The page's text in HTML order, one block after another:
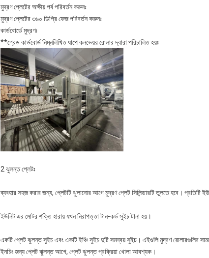
মুদ্রণ প্লেটের অক্ষীয় পর্ব পরিবর্তন করুনঃ
মুদ্রণ প্লেটের ৩৬০ ডিগ্রি ফেজ পরিবর্তন করুনঃ
কার্ডবোর্ডে মুদ্রণঃ
**গ্রেড কার্ডবোর্ড নিম্নলিখিত ধাপে কনভেয়র রোলার দ্বারা পরিচালিত হয়ঃ
2 ঝুলন্ত প্লেটঃ
ব্যবহার সহজ করার জন্য, প্লেটটি ঝুলানোর আগে মুদ্রণ প্লেট সিলিন্ডারটি তুলতে হবে। প্রতিটি
ইউনিট এর মোটর শক্তি হারায় যখন নিরাপত্তা টান-কর্ড সুইচ টানা হয়।
একটি প্লেট ঝুলন্ত সুইচ এবং একটি ইঞ্চি সুইচ দুটি সমন্বয় সুইচ। এইগুলি মুদ্রণ রোলারগুলির
ইনচিং জন্য প্লেট ঝুলন্ত আগে, প্লেট ঝুলন্ত প্রক্রিয়া খোলা আবশ্যক।